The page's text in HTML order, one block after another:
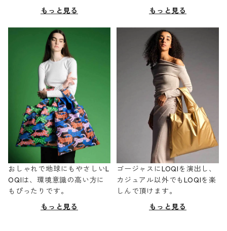
もっと見る
もっと見る
おしゃれで地球にもやさしいL
OQIは、環境意識の高い方に
もぴったりです。
もっと見る
ゴージャスにLOQIを演出し、
カジュアル以外でもLOQIを楽
しんで頂けます。
もっと見る